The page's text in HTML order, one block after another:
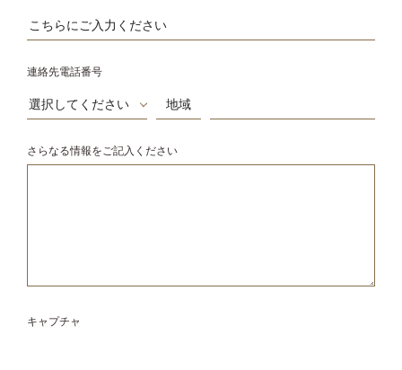
連絡先電話番号
選択してください
さらなる情報をご記入ください
キャプチャ